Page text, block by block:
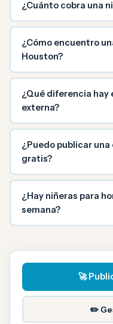
¿Cuánto cobra una
¿Cómo encuentro
Houston?
¿Qué diferencia hay
externa?
¿Puedo publicar
gratis?
¿Hay niñeras para
semana?
🚀
✏️